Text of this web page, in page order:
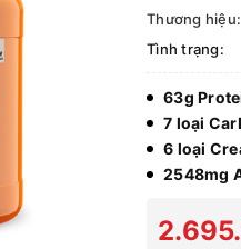
Thương hiệu:
Tình trạng:
63g
7 loại
6 loại
2548mg